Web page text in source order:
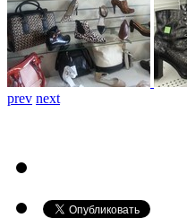
prev next